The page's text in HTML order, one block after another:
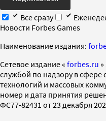
Все сразу
Новости Forbes Games
Наименование издания:
Cетевое издание « forbes.ru
службой по надзору в
технологий и массовых
номер и дата принятия
ФС77-82431 от 23 декабря